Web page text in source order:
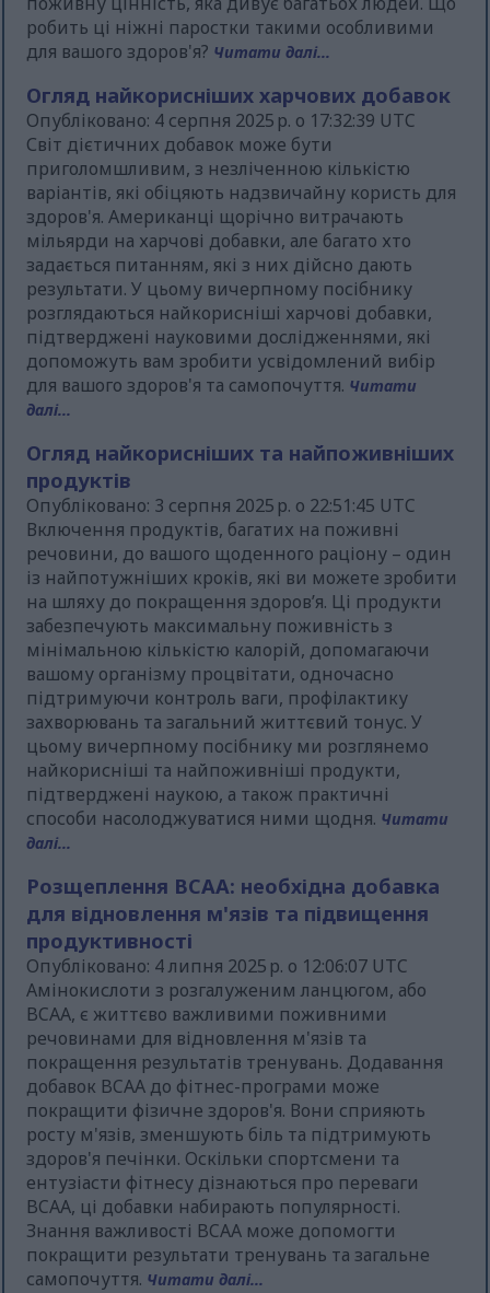
робить ці ніжні паростки такими особливими
для вашого здоров'я? Читати далі...
Огляд найкорисніших харчових добавок
Опубліковано: 4 серпня 2025 р. о 17:32:39 UTC
Світ дієтичних добавок може бути
приголомшливим, з незліченною кількістю
варіантів, які обіцяють надзвичайну користь для
здоров'я. Американці щорічно витрачають
мільярди на харчові добавки, але багато хто
задається питанням, які з них дійсно дають
результати. У цьому вичерпному посібнику
розглядаються найкорисніші харчові добавки,
підтверджені науковими дослідженнями, які
допоможуть вам зробити усвідомлений вибір
для вашого здоров'я та самопочуття. Читати
далі...
Огляд найкорисніших та найпоживніших
продуктів
Опубліковано: 3 серпня 2025 р. о 22:51:45 UTC
Включення продуктів, багатих на поживні
речовини, до вашого щоденного раціону – один
із найпотужніших кроків, які ви можете зробити
на шляху до покращення здоров’я. Ці продукти
забезпечують максимальну поживність з
мінімальною кількістю калорій, допомагаючи
вашому організму процвітати, одночасно
підтримуючи контроль ваги, профілактику
захворювань та загальний життєвий тонус. У
цьому вичерпному посібнику ми розглянемо
найкорисніші та найпоживніші продукти,
підтверджені наукою, а також практичні
способи насолоджуватися ними щодня. Читати
далі...
Розщеплення BCAA: необхідна добавка
для відновлення м'язів та підвищення
продуктивності
Опубліковано: 4 липня 2025 р. о 12:06:07 UTC
Амінокислоти з розгалуженим ланцюгом, або
BCAA, є життєво важливими поживними
речовинами для відновлення м'язів та
покращення результатів тренувань. Додавання
добавок BCAA до фітнес-програми може
покращити фізичне здоров'я. Вони сприяють
росту м'язів, зменшують біль та підтримують
здоров'я печінки. Оскільки спортсмени та
ентузіасти фітнесу дізнаються про переваги
BCAA, ці добавки набирають популярності.
Знання важливості BCAA може допомогти
покращити результати тренувань та загальне
самопочуття. Читати далі...